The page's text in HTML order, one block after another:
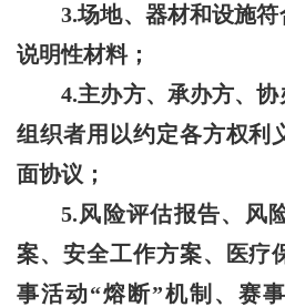
3.场地、器材和设施
说明性材料；
4.主办方、承办方、
组织者用以约定各方权利
面协议；
5.风险评估报告、风
案、安全工作方案、医疗
事活动“熔断”机制、赛